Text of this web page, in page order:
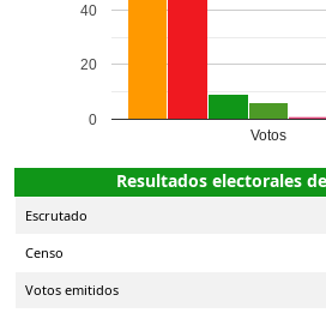
Votos
0
20
40
Resultados electorales
Escrutado
Censo
Votos emitidos